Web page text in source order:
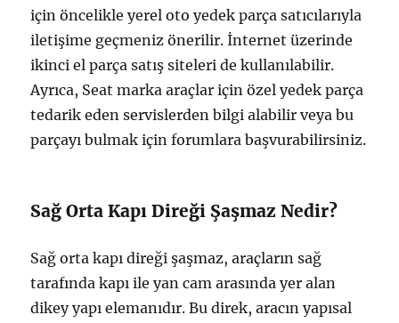
için öncelikle yerel oto yedek parça satıcılarıyla
iletişime geçmeniz önerilir. İnternet üzerinde
ikinci el parça satış siteleri de kullanılabilir.
Ayrıca, Seat marka araçlar için özel yedek parça
tedarik eden servislerden bilgi alabilir veya bu
parçayı bulmak için forumlara başvurabilirsiniz.
Sağ Orta Kapı Direği Şaşmaz Nedir?
Sağ orta kapı direği şaşmaz, araçların sağ
tarafında kapı ile yan cam arasında yer alan
dikey yapı elemanıdır. Bu direk, aracın yapısal